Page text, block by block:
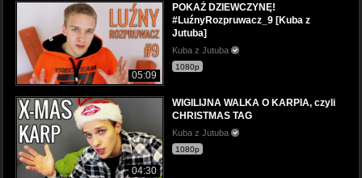
05:09
POKAŻ DZIEWCZYNĘ!
#LuźnyRozpruwacz_9 [Kuba z
Jutuba]
Kuba z Jutuba
1080p
04:30
WIGILIJNA WALKA O KARPIA, czyli
CHRISTMAS TAG
Kuba z Jutuba
1080p